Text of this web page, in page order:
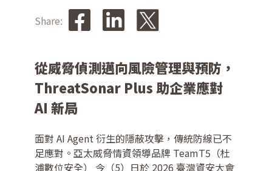
最新消息
部落格
Share:
從威脅偵測邁向風險管理與預防，
ThreatSonar Plus 助企業應對
AI 新局
面對 AI Agent 衍生的隱蔽攻擊，傳統防線已不
足應對。亞太威脅情資領導品牌 TeamT5（杜
浦數位安全） 今（5）日於 2026 臺灣資安大會